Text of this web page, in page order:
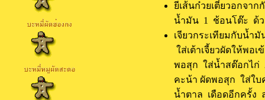
ยีเส้นก๋วยเตี๋ยวอกจา
น้ำมัน 1 ช้อนโต๊ะ ด้ว
เจียวกระเทียมกับน้ำ
ใส่เต้าเจี้ยวผัดให้พอ
พอสุก ใส่น้ำสต๊อกไก่
คะน้า ผัดพอสุก ใส่ใ
น้ำตาล เดือดอีกครั้ง